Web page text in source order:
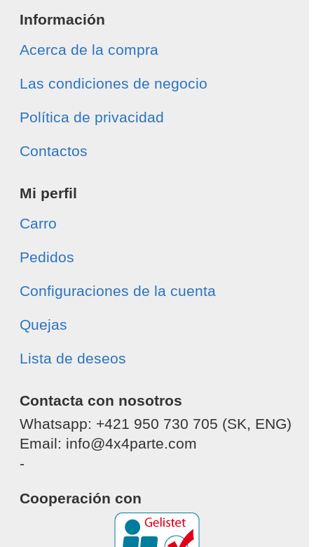
Información
Acerca de la compra
Las condiciones de negocio
Política de privacidad
Contactos
Mi perfil
Carro
Pedidos
Configuraciones de la cuenta
Quejas
Lista de deseos
Contacta con nosotros
Whatsapp: +421 950 730 705 (SK, ENG)
Email: info@4x4parte.com
-
Cooperación con